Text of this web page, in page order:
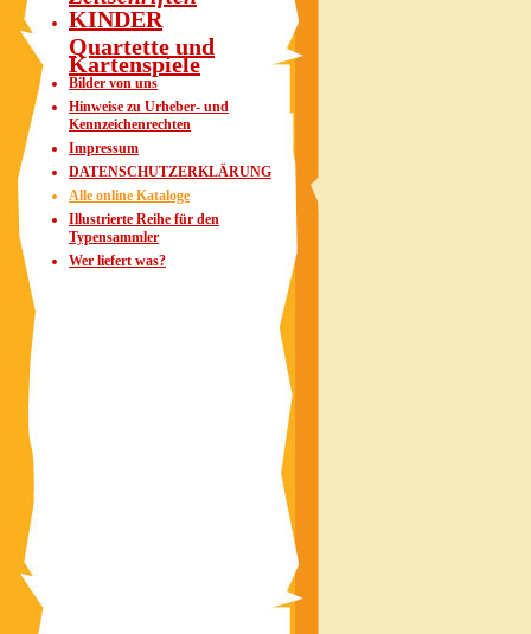
KINDER
Quartette und
Kartenspiele
Bilder von uns
Hinweise zu Urheber- und
Kennzeichenrechten
Impressum
DATENSCHUTZERKLÄRUNG
Alle online Kataloge
Illustrierte Reihe für den
Typensammler
Wer liefert was?